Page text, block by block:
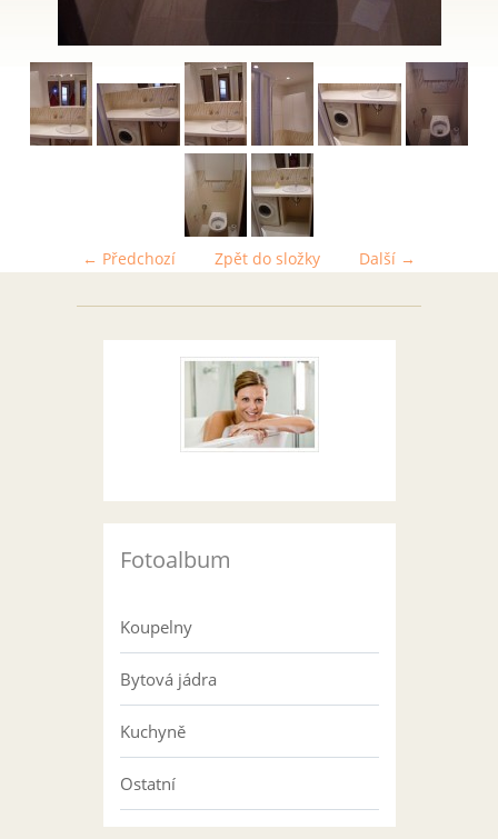
← Předchozí Další →
Zpět do složky
Fotoalbum
Koupelny
Bytová jádra
Kuchyně
Ostatní